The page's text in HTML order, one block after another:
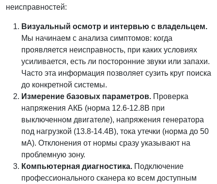
неисправностей:
Визуальный осмотр и интервью с владельцем.
Мы начинаем с анализа симптомов: когда
проявляется неисправность, при каких условиях
усиливается, есть ли посторонние звуки или запахи.
Часто эта информация позволяет сузить круг поиска
до конкретной системы.
Измерение базовых параметров. Проверка
напряжения АКБ (норма 12.6-12.8В при
выключенном двигателе), напряжения генератора
под нагрузкой (13.8-14.4В), тока утечки (норма до 50
мА). Отклонения от нормы сразу указывают на
проблемную зону.
Компьютерная диагностика. Подключение
профессионального сканера ко всем доступным